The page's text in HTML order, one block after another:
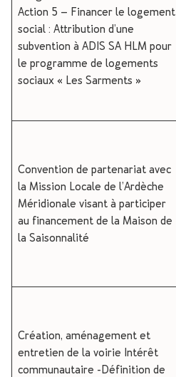
Action 5 – Financer le logement
social : Attribution d’une
subvention à ADIS SA HLM pour
le programme de logements
sociaux « Les Sarments »
Convention de partenariat avec
la Mission Locale de l’Ardèche
Méridionale visant à participer
au financement de la Maison de
la Saisonnalité
Création, aménagement et
entretien de la voirie Intérêt
communautaire -Définition de